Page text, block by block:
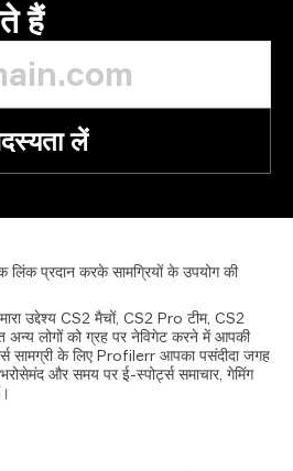
हैं
लें
लिंक प्रदान करके सामग्रियों के उपयोग की
उद्देश्य CS2 मैचों, CS2 Pro टीम, CS2
अन्य लोगों को ग्रह पर नेविगेट करने में आपकी
सामग्री के लिए Profilerr आपका पसंदीदा जगह
और समय पर ई-स्पोर्ट्स समाचार, गेमिंग